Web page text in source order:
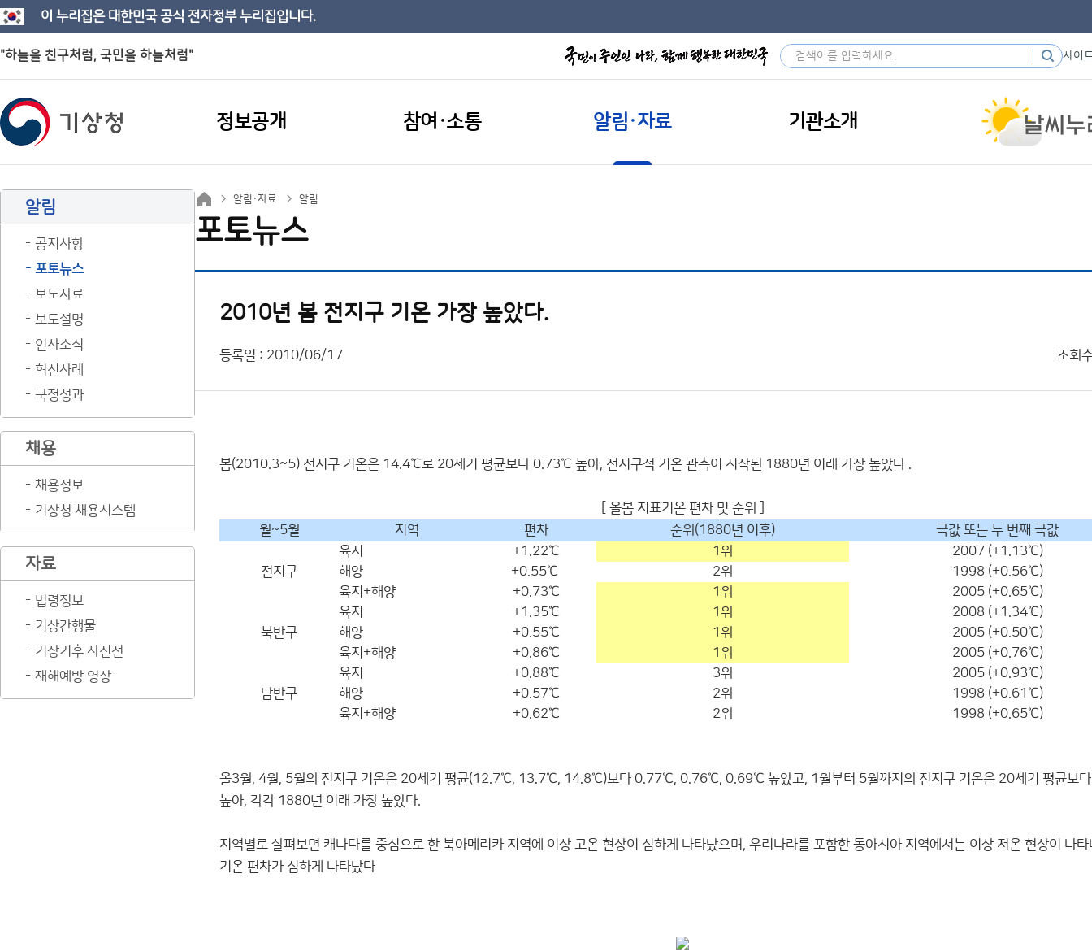
이 누리집은 대한민국 공식 전자정부 누리집입니다.
"하늘을 친구처럼, 국민을 하늘처럼" 사이
정보공개 참여·소통 알림·자료 기관소개
알림
공지사항
포토뉴스
보도자료
보도설명
인사소식
혁신사례
국정성과
채용
채용정보
기상청 채용시스템
자료
법령정보
기상간행물
기상기후 사진전
재해예방 영상
알림·자료 알림
포토뉴스
2010년 봄 전지구 기온 가장 높았다.
등록일 : 2010/06/17 조회
봄(2010.3~5) 전지구 기온은 14.4℃로 20세기 평균보다 0.73℃ 높아, 전지구적 기온 관측이 시작된 1880년 이래 가장 높았다 .
[ 올봄 지표기온 편차 및 순위 ]
월~5월
지역 편차 순위(1880년 이후) 극값 또는 두 번째 극값
전지구
육지 +1.22℃ 1위
2007 (+1.13℃)
해양
+0.55℃ 2위
1998 (+0.56℃)
육지+해양
+0.73℃ 1위 2005 (+0.65℃)
북반구
육지 +1.35℃ 1위
2008 (+1.34℃)
해양
+0.55℃ 1위
2005 (+0.50℃)
육지+해양
+0.86℃ 1위 2005 (+0.76℃)
남반구
육지 +0.88℃ 3위
2005 (+0.93℃)
해양
+0.57℃ 2위
1998 (+0.61℃)
육지+해양
+0.62℃ 2위 1998 (+0.65℃)
올3월, 4월, 5월의 전지구 기온은 20세기 평균(12.7℃, 13.7℃, 14.8℃)보다 0.77℃, 0.76℃, 0.69℃ 높았고, 1월부터 5월까지의 전지구 기온은 20세기 평균보
높아, 각각 1880년 이래 가장 높았다.
지역별로 살펴보면 캐나다를 중심으로 한 북아메리카 지역에 이상 고온 현상이 심하게 나타났으며, 우리나라를 포함한 동아시아 지역에서는 이상 저온 현상이 나
기온 편차가 심하게 나타났다